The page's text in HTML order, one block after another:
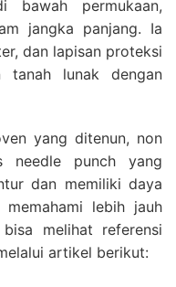
bawah permukaan,
jangka panjang. Ia
dan lapisan proteksi
tanah lunak dengan
yang ditenun, non
needle punch yang
dan memiliki daya
lebih jauh
melihat referensi
artikel berikut: